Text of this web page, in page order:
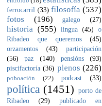
ferrocarril (33) filosofía (537)
fotos
(196) galego (27)
historia (555) lingua (45)
o
Ribadeo que queremos
(45)
orzamentos
(43)
participación
(56)
paz (140) pensións
(93)
piscifactoría (36) plenos (226)
poboación (22) podcast (33)
política (1451) porto de
Ribadeo
(29)
publicado en